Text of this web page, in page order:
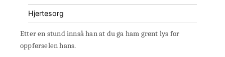
Hjertesorg
Etter en stund innså han at du ga ham grønt lys for
oppførselen hans.